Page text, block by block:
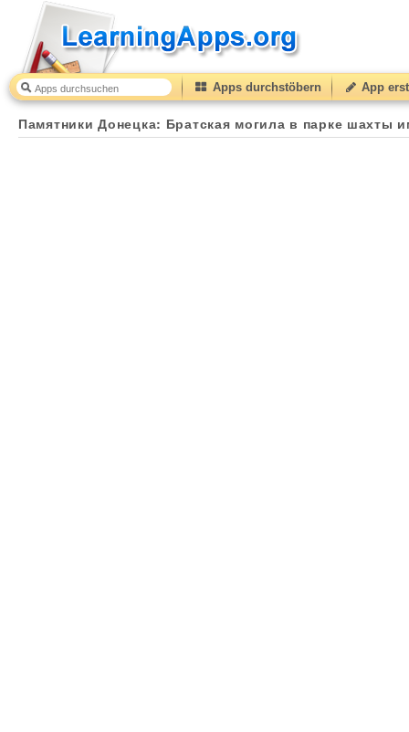
Apps durchstöbern App
Памятники Донецка: Братская могила в парке шахты